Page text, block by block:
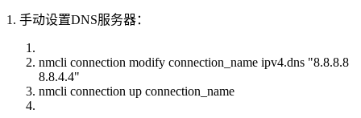
1. 手动设置DNS服务器：
nmcli connection modify connection_name ipv4.dns "8.8.8.8
8.8.4.4"
nmcli connection up connection_name